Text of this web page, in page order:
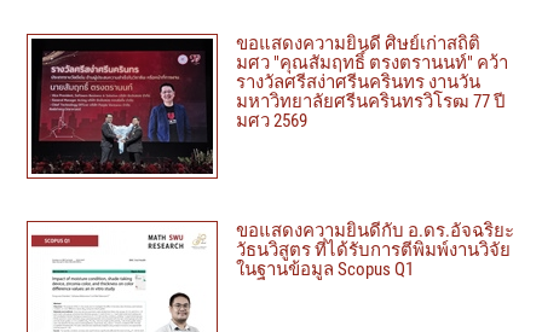
ขอแสดงความยินดี ศิษย์เก่าสถิติ
มศว "คุณสัมฤทธิ์ ตรงตรานนท์" คว้า
รางวัลศรีสง่าศรีนครินทร งานวัน
มหาวิทยาลัยศรีนครินทรวิโรฒ 77 ปี
มศว 2569
ขอแสดงความยินดีกับ อ.ดร.อัจฉริยะ
วัธนวิสูตร ที่ได้รับการตีพิมพ์งานวิจัย
ในฐานข้อมูล Scopus Q1